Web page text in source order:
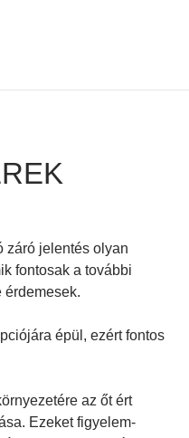
záró jelentés olyan
fontosak a további
érdemesek.
épül, ezért fontos
az őt ért
Ezeket figyelem-